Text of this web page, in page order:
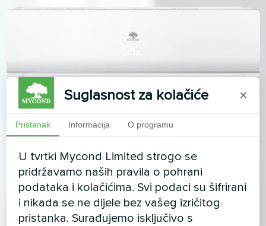
Suglasnost za kolačiće ×
Pristanak Informacija O programu
U tvrtki Mycond Limited strogo se
pridržavamo naših pravila o pohrani
podataka i kolačićima. Svi podaci su šifrirani
i nikada se ne dijele bez vašeg izričitog
pristanka. Surađujemo isključivo s